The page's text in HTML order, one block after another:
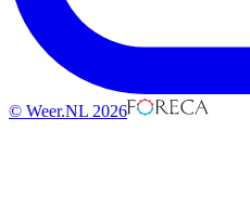
© Weer.NL 2026